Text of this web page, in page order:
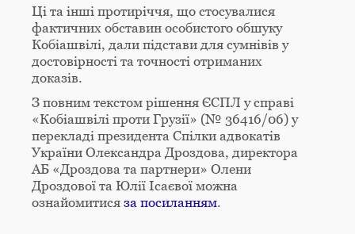
Ці та інші протиріччя, що стосувалися
фактичних обставин особистого обшуку
Кобіашвілі, дали підстави для сумнівів у
достовірності та точності отриманих
доказів.
З повним текстом рішення ЄСПЛ у справі
«Кобіашвілі проти Грузії» (№ 36416/06) у
перекладі президента Спілки адвокатів
України Олександра Дроздова, директора
АБ «Дроздова та партнери» Олени
Дроздової та Юлії Ісаєвої можна
ознайомитися за посиланням.